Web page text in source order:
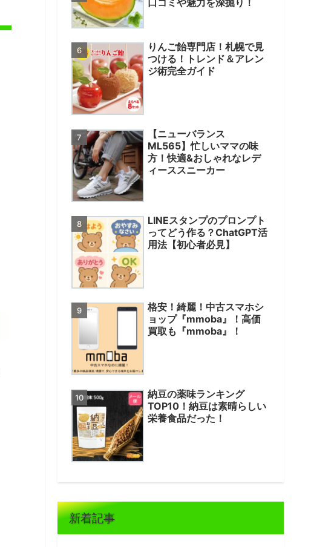
口コミや魅力を深掘り！
りんご飴専門店！札幌で見
つける！トレンド＆アレン
ジ術完全ガイド
【ニューバランス
ML565】忙しいママの味
方！快適&おしゃれなレデ
ィーススニーカー
LINEスタンプのプロンプト
ってどう作る？ChatGPT活
用法【初心者必見】
格安！綺麗！中古スマホシ
ョップ『mmoba』！高価
買取も『mmoba』！
納豆の薬味ランキング
TOP10！納豆は素晴らしい
栄養食品だった！
新着記事